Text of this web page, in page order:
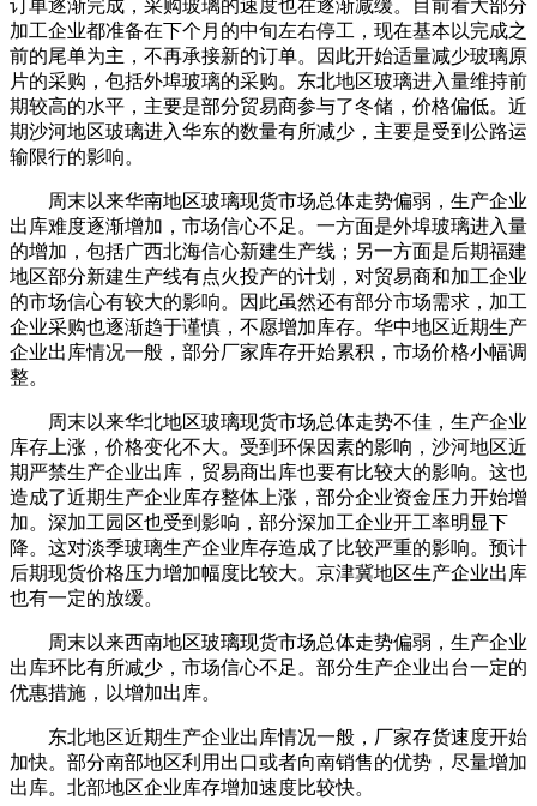
订单逐渐完成，采购玻璃的速度也在逐渐减缓。目前看大部分
加工企业都准备在下个月的中旬左右停工，现在基本以完成之
前的尾单为主，不再承接新的订单。因此开始适量减少玻璃原
片的采购，包括外埠玻璃的采购。东北地区玻璃进入量维持前
期较高的水平，主要是部分贸易商参与了冬储，价格偏低。近
期沙河地区玻璃进入华东的数量有所减少，主要是受到公路运
输限行的影响。
周末以来华南地区玻璃现货市场总体走势偏弱，生产企业
出库难度逐渐增加，市场信心不足。一方面是外埠玻璃进入量
的增加，包括广西北海信心新建生产线；另一方面是后期福建
地区部分新建生产线有点火投产的计划，对贸易商和加工企业
的市场信心有较大的影响。因此虽然还有部分市场需求，加工
企业采购也逐渐趋于谨慎，不愿增加库存。华中地区近期生产
企业出库情况一般，部分厂家库存开始累积，市场价格小幅调
整。
周末以来华北地区玻璃现货市场总体走势不佳，生产企业
库存上涨，价格变化不大。受到环保因素的影响，沙河地区近
期严禁生产企业出库，贸易商出库也要有比较大的影响。这也
造成了近期生产企业库存整体上涨，部分企业资金压力开始增
加。深加工园区也受到影响，部分深加工企业开工率明显下
降。这对淡季玻璃生产企业库存造成了比较严重的影响。预计
后期现货价格压力增加幅度比较大。京津冀地区生产企业出库
也有一定的放缓。
周末以来西南地区玻璃现货市场总体走势偏弱，生产企业
出库环比有所减少，市场信心不足。部分生产企业出台一定的
优惠措施，以增加出库。
东北地区近期生产企业出库情况一般，厂家存货速度开始
加快。部分南部地区利用出口或者向南销售的优势，尽量增加
出库。北部地区企业库存增加速度比较快。